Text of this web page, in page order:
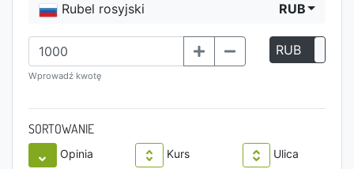
Rubel rosyjski RUB
Wprowadź kwotę
RUB
SORTOWANIE
Opinia Kurs Ulica